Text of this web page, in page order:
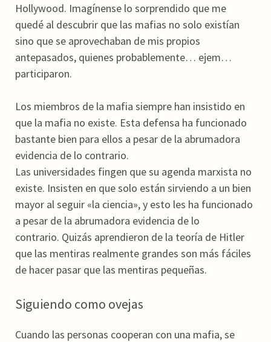
Hollywood. Imagínense lo sorprendido que me
quedé al descubrir que las mafias no solo existían
sino que se aprovechaban de mis propios
antepasados, quienes probablemente… ejem…
participaron.
Los miembros de la mafia siempre han insistido en
que la mafia no existe. Esta defensa ha funcionado
bastante bien para ellos a pesar de la abrumadora
evidencia de lo contrario.
Las universidades fingen que su agenda marxista no
existe. Insisten en que solo están sirviendo a un bien
mayor al seguir «la ciencia», y esto les ha funcionado
a pesar de la abrumadora evidencia de lo
contrario. Quizás aprendieron de la teoría de Hitler
que las mentiras realmente grandes son más fáciles
de hacer pasar que las mentiras pequeñas.
Siguiendo como ovejas
Cuando las personas cooperan con una mafia, se